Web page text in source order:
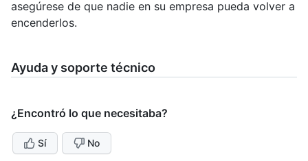
asegúrese de que nadie en su empresa pueda volver a
encenderlos.
Ayuda y soporte técnico
¿Encontró lo que necesitaba?
Sí No